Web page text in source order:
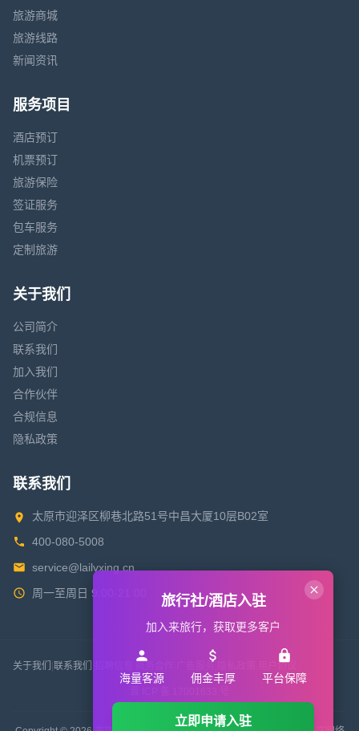
旅游商城
旅游线路
新闻资讯
服务项目
酒店预订
机票预订
旅游保险
签证服务
包车服务
定制旅游
关于我们
公司简介
联系我们
加入我们
合作伙伴
合规信息
隐私政策
联系我们
太原市迎泽区柳巷北路51号中昌大厦10层B02室
400-080-5008
service@lailvxing.cn
周一至周日 9:00-21:00
关于我们 联系我们 用户协议
旅行社/酒店入驻
加入来旅行，获取更多客户
海量客源 佣金丰厚 平台保障
立即申请入驻